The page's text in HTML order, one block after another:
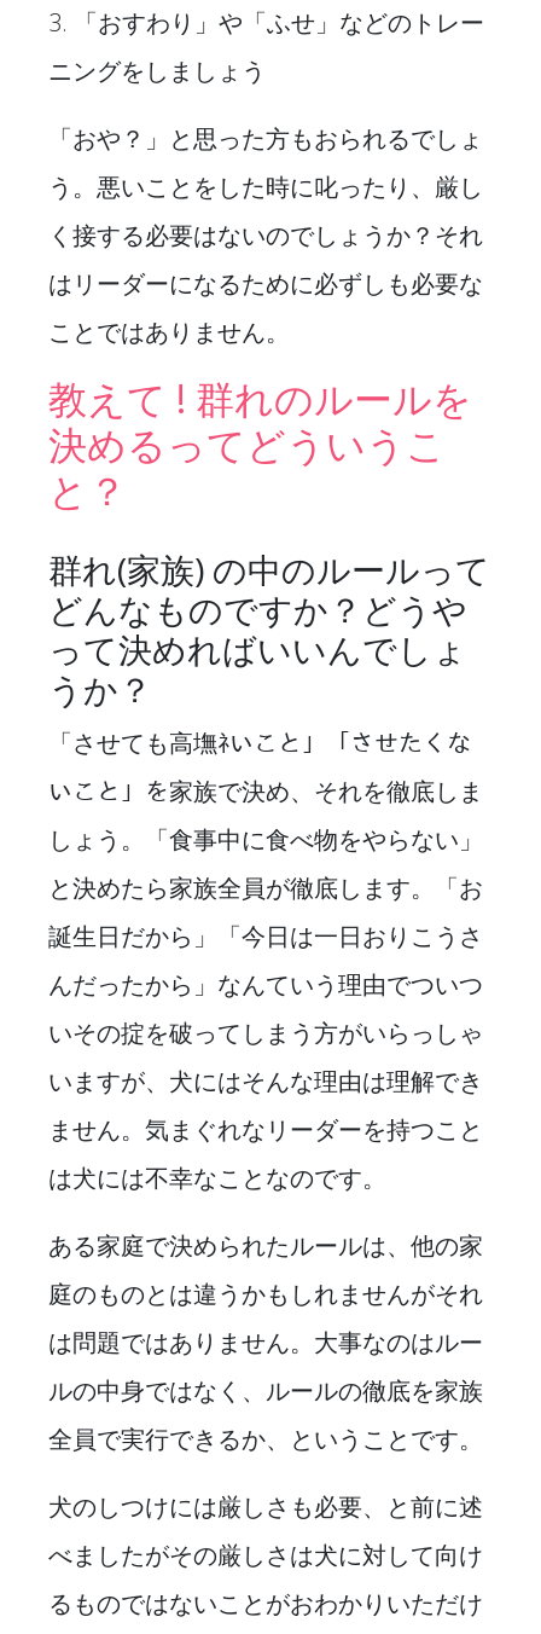
3. 「おすわり」や「ふせ」などのトレー
ニングをしましょう
「おや？」と思った方もおられるでしょ
う。悪いことをした時に叱ったり、厳し
く接する必要はないのでしょうか？それ
はリーダーになるために必ずしも必要な
ことではありません。
教えて ! 群れのルールを
決めるってどういうこ
と？
群れ(家族) の中のルールって
どんなものですか？どうや
って決めればいいんでしょ
うか？
「させても高墲ﾈいこと」「させたくな
いこと」を家族で決め、それを徹底しま
しょう。「食事中に食べ物をやらない」
と決めたら家族全員が徹底します。「お
誕生日だから」「今日は一日おりこうさ
んだったから」なんていう理由でついつ
いその掟を破ってしまう方がいらっしゃ
いますが、犬にはそんな理由は理解でき
ません。気まぐれなリーダーを持つこと
は犬には不幸なことなのです。
ある家庭で決められたルールは、他の家
庭のものとは違うかもしれませんがそれ
は問題ではありません。大事なのはルー
ルの中身ではなく、ルールの徹底を家族
全員で実行できるか、ということです。
犬のしつけには厳しさも必要、と前に述
べましたがその厳しさは犬に対して向け
るものではないことがおわかりいただけ